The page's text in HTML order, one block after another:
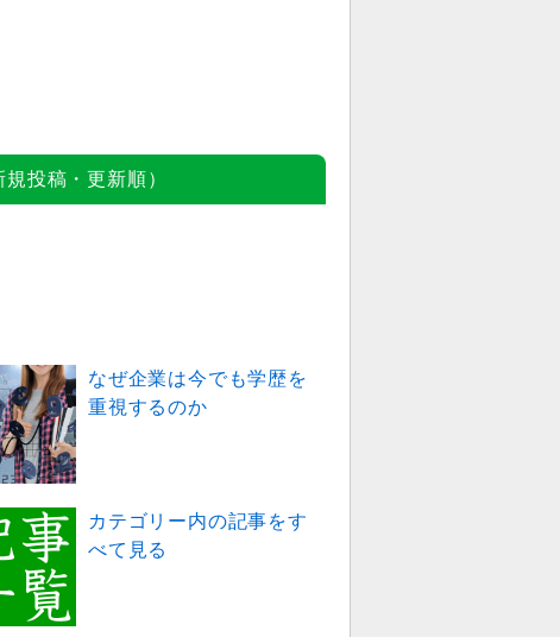
投稿・更新順）
なぜ企業は今でも学歴を
重視するのか
カテゴリー内の記事をす
べて見る